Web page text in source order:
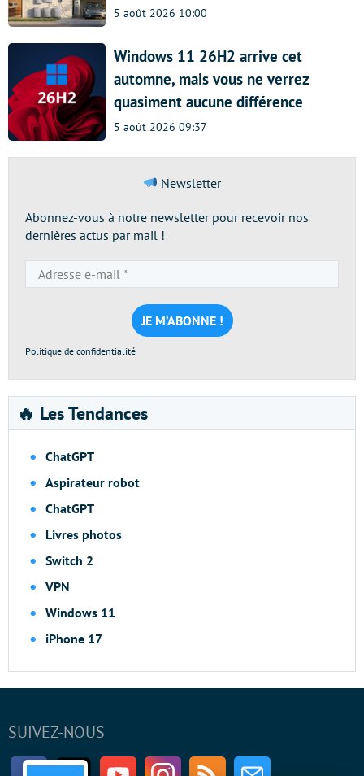
5 août 2026 10:00
Windows 11 26H2 arrive cet
automne, mais vous ne verrez
quasiment aucune différence
5 août 2026 09:37
Newsletter
Abonnez-vous à notre newsletter pour recevoir nos
dernières actus par mail !
e-
mail
*
Politique de confidentialité
🔥 Les Tendances
ChatGPT
Aspirateur robot
ChatGPT
Livres photos
Switch 2
VPN
Windows 11
iPhone 17
SUIVEZ-NOUS
FacebookTwitter Youtube InstagramRSS Newsletter